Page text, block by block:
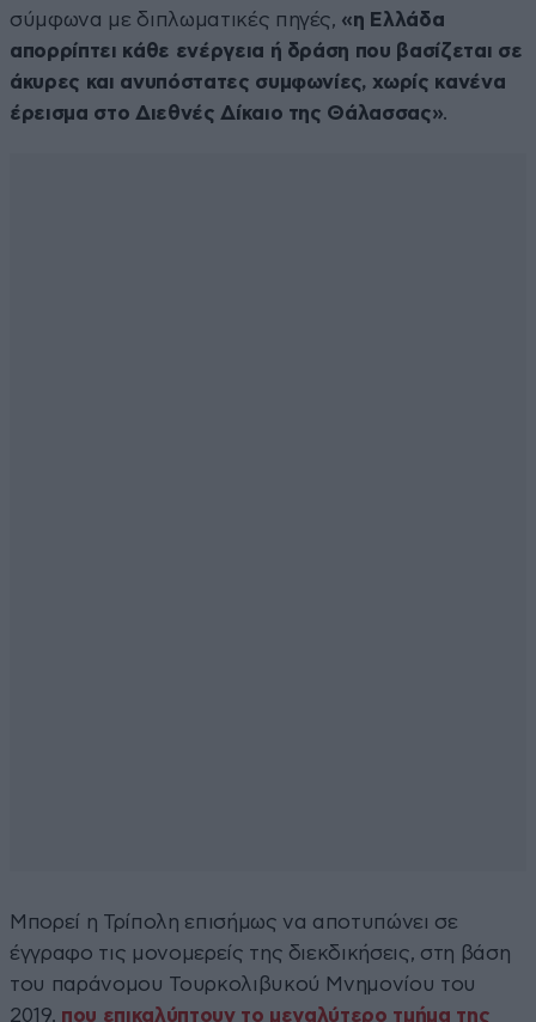
σύμφωνα με διπλωματικές πηγές, «η Ελλάδα
απορρίπτει κάθε ενέργεια ή δράση που βασίζεται σε
άκυρες και ανυπόστατες συμφωνίες, χωρίς κανένα
έρεισμα στο Διεθνές Δίκαιο της Θάλασσας».
Μπορεί η Τρίπολη επισήμως να αποτυπώνει σε
έγγραφο τις μονομερείς της διεκδικήσεις, στη βάση
του παράνομου Τουρκολιβυκού Μνημονίου του
2019, που επικαλύπτουν το μεγαλύτερο τμήμα της